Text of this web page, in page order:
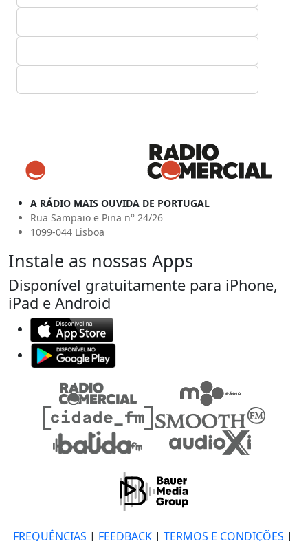
A RÁDIO MAIS OUVIDA DE PORTUGAL
Rua Sampaio e Pina n° 24/26
1099-044 Lisboa
Instale as nossas Apps
Disponível gratuitamente para iPhone,
iPad e Android
FREQUÊNCIAS | FEEDBACK| TERMOS E CONDIÇÕES |